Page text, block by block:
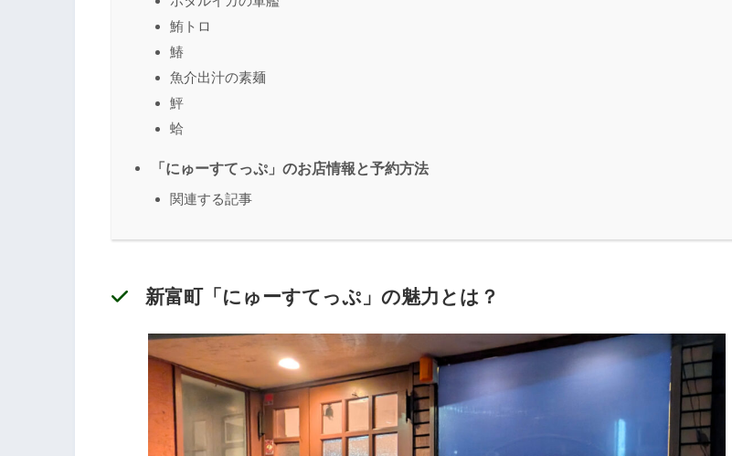
鮪トロ
鰆
魚介出汁の素麺
鮃
蛤
「にゅーすてっぷ」のお店情報と予約方法
関連する記事
新富町「にゅーすてっぷ」の魅力とは？